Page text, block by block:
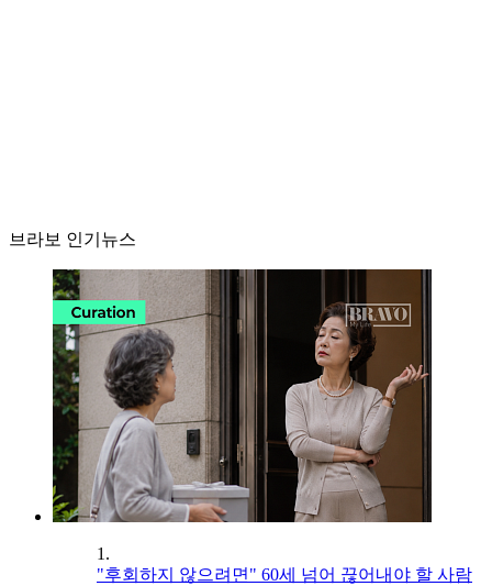
브라보 인기뉴스
1.
"후회하지 않으려면" 60세 넘어 끊어내야 할 사람